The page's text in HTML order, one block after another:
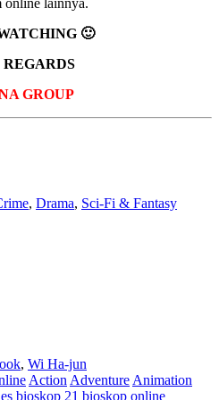
🙂
REGARDS
GROUP
, Drama, Sci-Fi & Fantasy
, Wi Ha-jun
Action Adventure Animation
bioskop 21 bioskop online